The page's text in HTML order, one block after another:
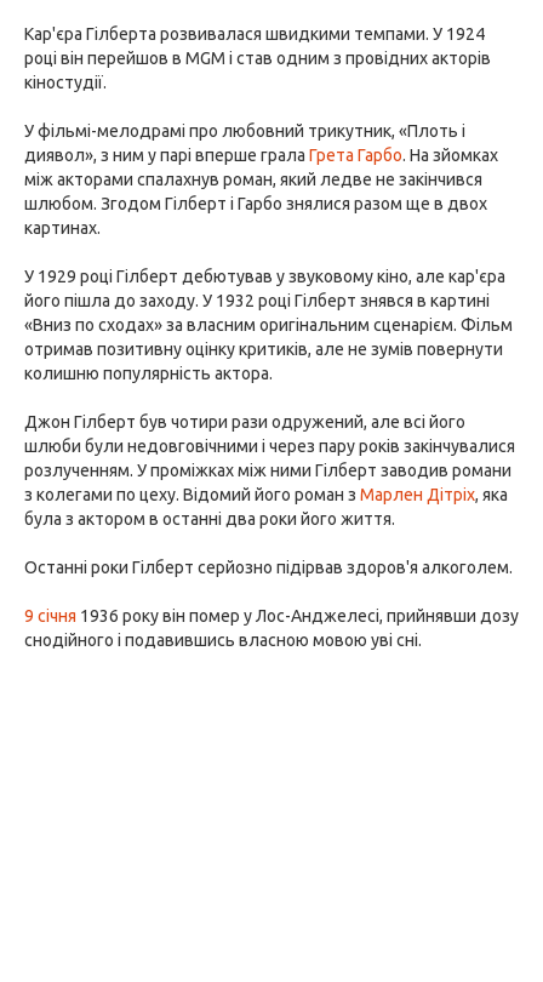
Кар'єра Гілберта розвивалася швидкими темпами. У 1924
році він перейшов в MGM і став одним з провідних акторів
кіностудії.
У фільмі-мелодрамі про любовний трикутник, «Плоть і
диявол», з ним у парі вперше грала Грета Гарбо. На зйомках
між акторами спалахнув роман, який ледве не закінчився
шлюбом. Згодом Гілберт і Гарбо знялися разом ще в двох
картинах.
У 1929 році Гілберт дебютував у звуковому кіно, але кар'єра
його пішла до заходу. У 1932 році Гілберт знявся в картині
«Вниз по сходах» за власним оригінальним сценарієм. Фільм
отримав позитивну оцінку критиків, але не зумів повернути
колишню популярність актора.
Джон Гілберт був чотири рази одружений, але всі його
шлюби були недовговічними і через пару років закінчувалися
розлученням. У проміжках між ними Гілберт заводив романи
з колегами по цеху. Відомий його роман з Марлен Дітріх, яка
була з актором в останні два роки його життя.
Останні роки Гілберт серйозно підірвав здоров'я алкоголем.
9 січня 1936 року він помер у Лос-Анджелесі, прийнявши дозу
снодійного і подавившись власною мовою уві сні.